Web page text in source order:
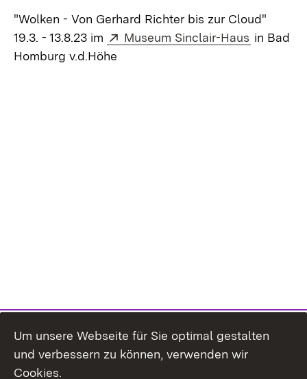
"Wolken - Von Gerhard Richter bis zur Cloud"
19.3. - 13.8.23 im
Extern:
Museum Sinclair-Haus (Öffnet
in Bad
Homburg v.d.Höhe
Um unsere Webseite für Sie optimal gestalten
und verbessern zu können, verwenden wir
Cookies.